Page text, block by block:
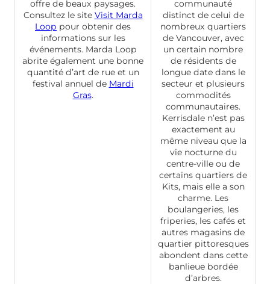
offre de beaux paysages.
Consultez le site Visit Marda
Loop pour obtenir des
informations sur les
événements. Marda Loop
abrite également une bonne
quantité d’art de rue et un
festival annuel de Mardi
Gras.
communauté
distinct de celui de
nombreux quartiers
de Vancouver, avec
un certain nombre
de résidents de
longue date dans le
secteur et plusieurs
commodités
communautaires.
Kerrisdale n’est pas
exactement au
même niveau que la
vie nocturne du
centre-ville ou de
certains quartiers de
Kits, mais elle a son
charme. Les
boulangeries, les
friperies, les cafés et
autres magasins de
quartier pittoresques
abondent dans cette
banlieue bordée
d’arbres.